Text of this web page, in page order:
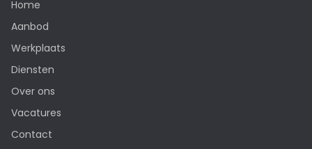
Home
Aanbod
Werkplaats
Diensten
Over ons
Vacatures
Contact